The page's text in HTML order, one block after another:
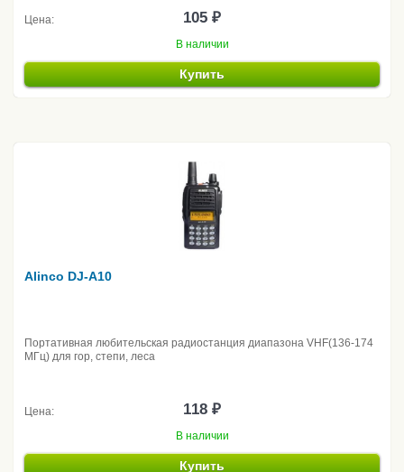
Цена: 105 ₽
В наличии
Купить
Alinco DJ-A10
Портативная любительская радиостанция диапазона VHF(136-174
МГц) для гор, степи, леса
Цена: 118 ₽
В наличии
Купить